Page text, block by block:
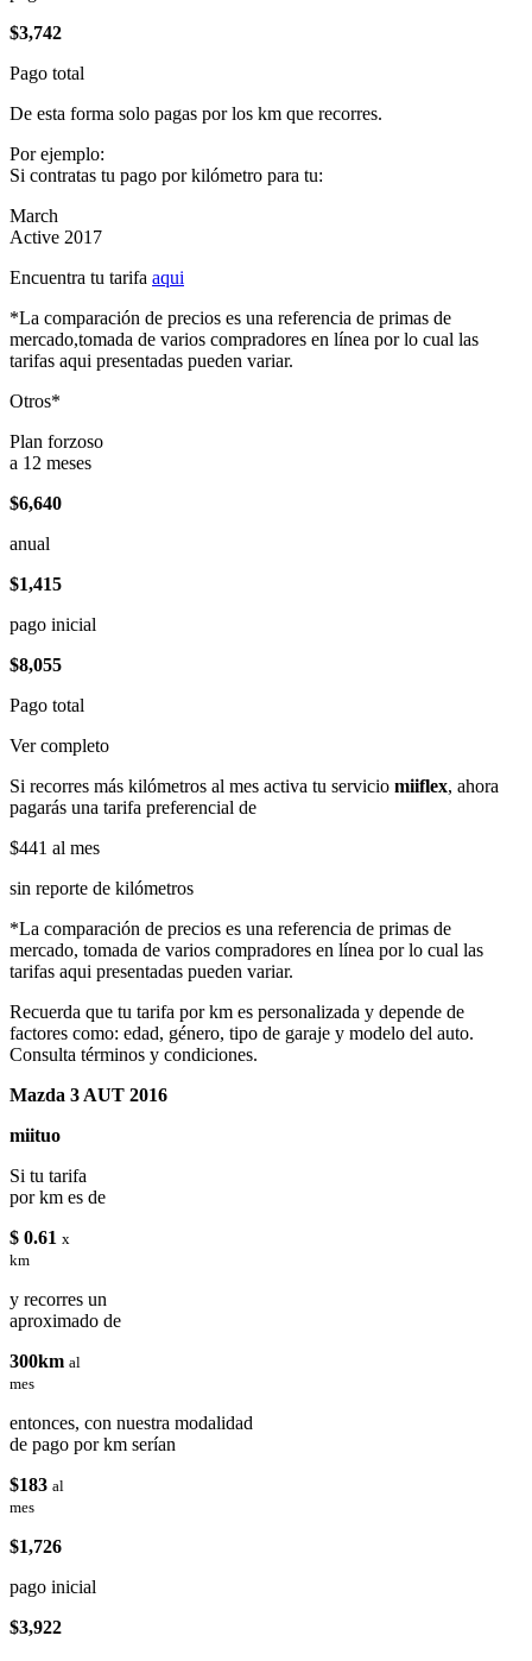
$3,742
Pago total
De esta forma solo pagas por los km que recorres.
Por ejemplo:
Si contratas tu pago por kilómetro para tu:
March
Active 2017
Encuentra tu tarifa aqui
*La comparación de precios es una referencia de primas de
mercado,tomada de varios compradores en línea por lo cual las
tarifas aqui presentadas pueden variar.
Otros*
Plan forzoso
a 12 meses
$6,640
anual
$1,415
pago inicial
$8,055
Pago total
Ver completo
Si recorres más kilómetros al mes activa tu servicio miiflex, ahora
pagarás una tarifa preferencial de
$441 al mes
sin reporte de kilómetros
*La comparación de precios es una referencia de primas de
mercado, tomada de varios compradores en línea por lo cual las
tarifas aqui presentadas pueden variar.
Recuerda que tu tarifa por km es personalizada y depende de
factores como: edad, género, tipo de garaje y modelo del auto.
Consulta términos y condiciones.
Mazda 3 AUT 2016
miituo
Si tu tarifa
por km es de
$ 0.61 x
km
y recorres un
aproximado de
300km al
mes
entonces, con nuestra modalidad
de pago por km serían
$183 al
mes
$1,726
pago inicial
$3,922